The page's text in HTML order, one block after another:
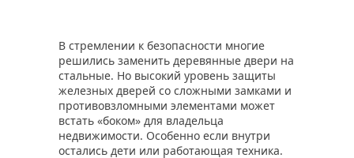
В стремлении к безопасности многие
решились заменить деревянные двери на
стальные. Но высокий уровень защиты
железных дверей со сложными замками и
противовзломными элементами может
встать «боком» для владельца
недвижимости. Особенно если внутри
остались дети или работающая техника.